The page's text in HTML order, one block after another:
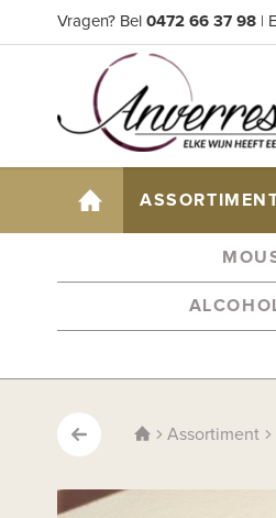
Vragen? Bel 0472 66 37 98 |
HOME
Assortiment